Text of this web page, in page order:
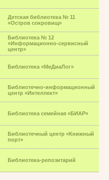
Детская библиотека № 11
«Остров сокровищ»
Библиотека № 12
«Информационно-сервисный
центр»
Библиотека «МеДиаЛог»
Библиотечно-информационный
центр «Интеллект»
Библиотека семейная «БИАР»
Библиотечный центр «Книжный
порт»
Библиотека-репозитарий